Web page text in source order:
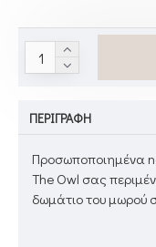
ΠΕΡΙΓΡΑΦΉ
Προσωποποιημένα
The Owl σας
δωμάτιο του μωρού